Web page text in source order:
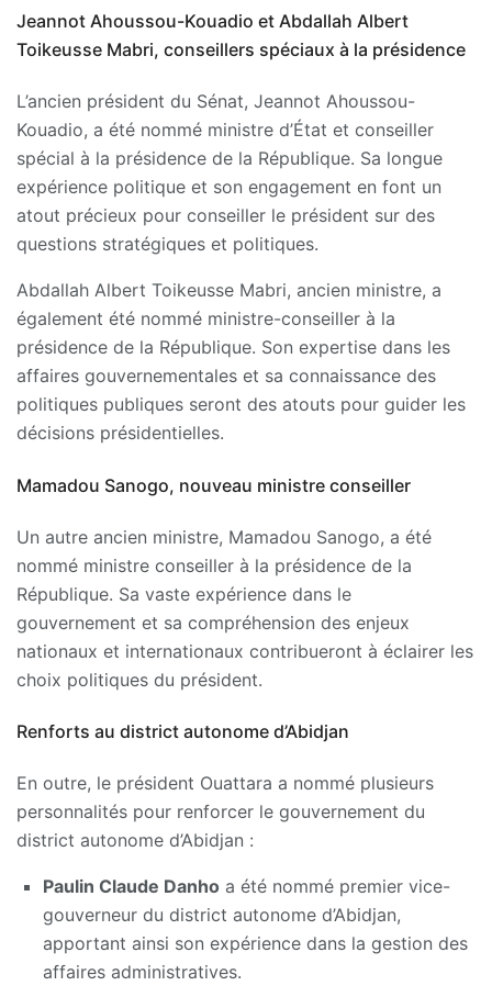
Jeannot Ahoussou-Kouadio et Abdallah Albert
Toikeusse Mabri, conseillers spéciaux à la présidence
L’ancien président du Sénat, Jeannot Ahoussou-
Kouadio, a été nommé ministre d’État et conseiller
spécial à la présidence de la République. Sa longue
expérience politique et son engagement en font un
atout précieux pour conseiller le président sur des
questions stratégiques et politiques.
Abdallah Albert Toikeusse Mabri, ancien ministre, a
également été nommé ministre-conseiller à la
présidence de la République. Son expertise dans les
affaires gouvernementales et sa connaissance des
politiques publiques seront des atouts pour guider les
décisions présidentielles.
Mamadou Sanogo, nouveau ministre conseiller
Un autre ancien ministre, Mamadou Sanogo, a été
nommé ministre conseiller à la présidence de la
République. Sa vaste expérience dans le
gouvernement et sa compréhension des enjeux
nationaux et internationaux contribueront à éclairer les
choix politiques du président.
Renforts au district autonome d’Abidjan
En outre, le président Ouattara a nommé plusieurs
personnalités pour renforcer le gouvernement du
district autonome d’Abidjan :
Paulin Claude Danho a été nommé premier vice-
gouverneur du district autonome d’Abidjan,
apportant ainsi son expérience dans la gestion des
affaires administratives.